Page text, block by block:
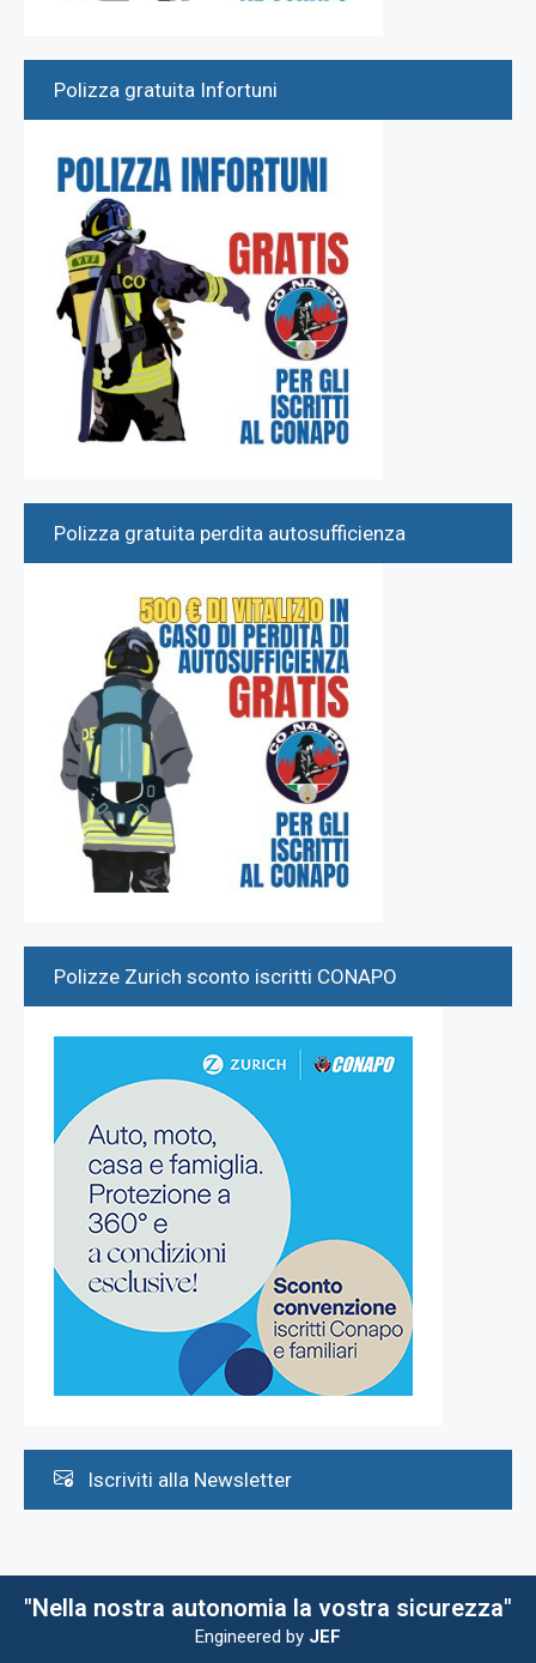
Polizza gratuita Infortuni
Polizza gratuita perdita autosufficienza
Polizze Zurich sconto iscritti CONAPO
Iscriviti alla Newsletter
"Nella nostra autonomia la vostra sicurezza"
Engineered by JEF